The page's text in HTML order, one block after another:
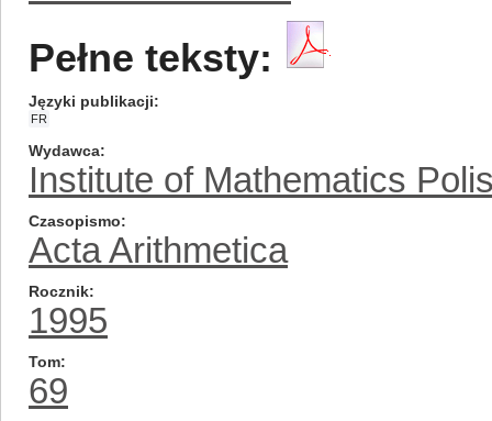
Pełne teksty:
Języki publikacji
FR
Wydawca
Institute of Mathematics
Czasopismo
Acta Arithmetica
Rocznik
1995
Tom
69